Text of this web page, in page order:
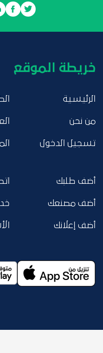
خريطة الموقع
الرئيسية
من نحن
تسجيل الدخول
أضف طلبك
أضف مصنعك
أضف إعلانك